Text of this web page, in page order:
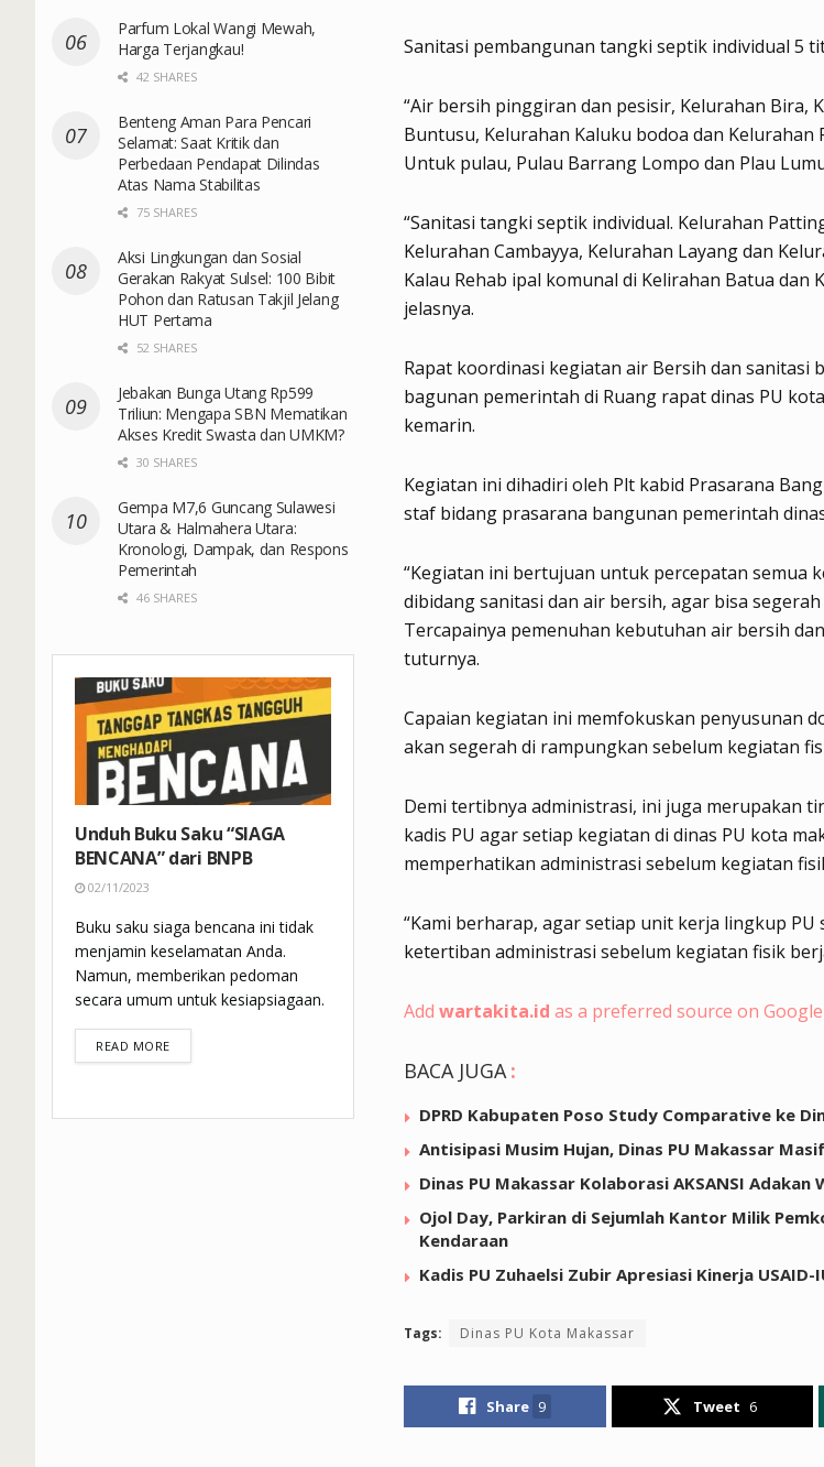
Sanitasi pembangunan tangki septik individual 5
“Air bersih pinggiran dan pesisir, Kelurahan Bira,
Buntusu, Kelurahan Kaluku bodoa dan Kelurahan
Untuk pulau, Pulau Barrang Lompo dan Plau
“Sanitasi tangki septik individual. Kelurahan
Kelurahan Cambayya, Kelurahan Layang dan
Kalau Rehab ipal komunal di Kelirahan Batua dan
jelasnya.
Rapat koordinasi kegiatan air Bersih dan sanitasi
bagunan pemerintah di Ruang rapat dinas PU
kemarin.
Kegiatan ini dihadiri oleh Plt kabid Prasarana
staf bidang prasarana bangunan pemerintah
“Kegiatan ini bertujuan untuk percepatan semua
dibidang sanitasi dan air bersih, agar bisa
Tercapainya pemenuhan kebutuhan air bersih
tuturnya.
Capaian kegiatan ini memfokuskan penyusunan
akan segerah di rampungkan sebelum kegiatan
Demi tertibnya administrasi, ini juga merupakan
kadis PU agar setiap kegiatan di dinas PU kota
memperhatikan administrasi sebelum kegiatan
“Kami berharap, agar setiap unit kerja lingkup
ketertiban administrasi sebelum kegiatan fisik
Add wartakita.id as a preferred source on Google
BACA JUGA :
DPRD Kabupaten Poso Study Comparative ke
Antisipasi Musim Hujan, Dinas PU Makassar
Dinas PU Makassar Kolaborasi AKSANSI
Ojol Day, Parkiran di Sejumlah Kantor Milik
Kendaraan
Kadis PU Zuhaelsi Zubir Apresiasi Kinerja USAID-
Tags: Dinas PU Kota Makassar
Share 9 Tweet 6
Parfum Lokal Wangi Mewah,
Harga Terjangkau!
42 SHARES
Benteng Aman Para Pencari
Selamat: Saat Kritik dan
Perbedaan Pendapat Dilindas
Atas Nama Stabilitas
75 SHARES
Aksi Lingkungan dan Sosial
Gerakan Rakyat Sulsel: 100 Bibit
Pohon dan Ratusan Takjil Jelang
HUT Pertama
52 SHARES
Jebakan Bunga Utang Rp599
Triliun: Mengapa SBN Mematikan
Akses Kredit Swasta dan UMKM?
30 SHARES
Gempa M7,6 Guncang Sulawesi
Utara & Halmahera Utara:
Kronologi, Dampak, dan Respons
Pemerintah
46 SHARES
Unduh Buku Saku “SIAGA
BENCANA” dari BNPB
02/11/2023
Buku saku siaga bencana ini tidak
menjamin keselamatan Anda.
Namun, memberikan pedoman
secara umum untuk kesiapsiagaan.
READ MOREDETAILS